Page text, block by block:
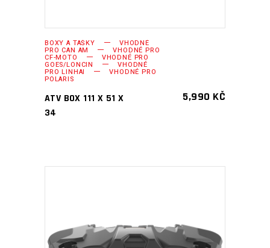
BOXY A TAŠKY VHODNÉ
PRO CAN AM VHODNÉ PRO
CF-MOTO VHODNÉ PRO
GOES/LONCIN VHODNÉ
PRO LINHAI VHODNÉ PRO
POLARIS
ATV BOX 111 X 51 X
34
5,990 KČ